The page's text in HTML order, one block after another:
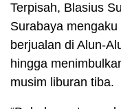
Terpisah, Blasius
Surabaya
berjualan di Alun-
hingga
musim liburan tiba.